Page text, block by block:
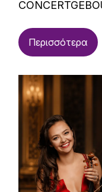
Περισσότερα